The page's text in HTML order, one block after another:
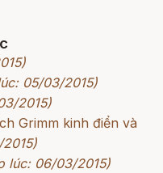
05/03/2015)
2015)
Grimm kinh điển và
lúc: 06/03/2015)